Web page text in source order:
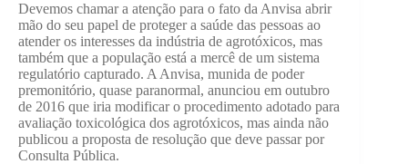
Devemos chamar a atenção para o fato da Anvisa abrir
mão do seu papel de proteger a saúde das pessoas ao
atender os interesses da indústria de agrotóxicos, mas
também que a população está a mercê de um sistema
regulatório capturado. A Anvisa, munida de poder
premonitório, quase paranormal, anunciou em outubro
de 2016 que iria modificar o procedimento adotado para
avaliação toxicológica dos agrotóxicos, mas ainda não
publicou a proposta de resolução que deve passar por
Consulta Pública.